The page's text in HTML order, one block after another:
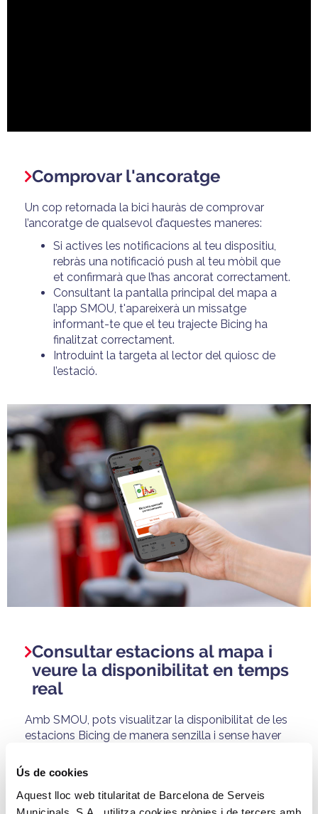
Ús de cookies
Aquest lloc web titularitat de Barcelona de Serveis
Comprovar l'ancoratge
Un cop retornada la bici hauràs de comprovar
l’ancoratge de qualsevol d’aquestes maneres:
Si actives les notificacions al teu dispositiu,
rebràs una notificació push al teu mòbil que
et confirmarà que l’has ancorat correctament.
Consultant la pantalla principal del mapa a
l’app SMOU, t'apareixerà un missatge
informant-te que el teu trajecte Bicing ha
finalitzat correctament.
Introduint la targeta al lector del quiosc de
l’estació.
Consultar estacions al mapa i
veure la disponibilitat en temps
real
Amb SMOU, pots visualitzar la disponibilitat de les
estacions Bicing de manera senzilla i sense haver
Abans d'iniciar un trajecte
estacions mostren el nombre de bicicletes
mecàniques i elèctriques . Un cop
iniciat el